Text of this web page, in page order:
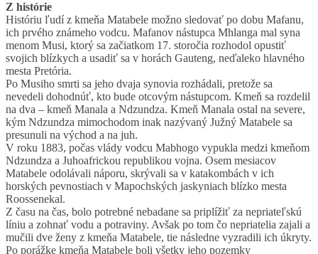
Z histórie
Históriu ľudí z kmeňa Matabele možno sledovať po dobu Mafanu,
ich prvého známeho vodcu. Mafanov nástupca Mhlanga mal syna
menom Musi, ktorý sa začiatkom 17. storočia rozhodol opustiť
svojich blízkych a usadiť sa v horách Gauteng, neďaleko hlavného
mesta Pretória.
Po Musiho smrti sa jeho dvaja synovia rozhádali, pretože sa
nevedeli dohodnúť, kto bude otcovým nástupcom. Kmeň sa rozdelil
na dva – kmeň Manala a Ndzundza. Kmeň Manala ostal na severe,
kým Ndzundza mimochodom inak nazývaný Južný Matabele sa
presunuli na východ a na juh.
V roku 1883, počas vlády vodcu Mabhogo vypukla medzi kmeňom
Ndzundza a Juhoafrickou republikou vojna. Osem mesiacov
Matabele odolávali náporu, skrývali sa v katakombách v ich
horských pevnostiach v Mapochských jaskyniach blízko mesta
Roossenekal.
Z času na čas, bolo potrebné nebadane sa priplížiť za nepriateľskú
líniu a zohnať vodu a potraviny. Avšak po tom čo nepriatelia zajali a
mučili dve ženy z kmeňa Matabele, tie následne vyzradili ich úkryty.
Po porážke kmeňa Matabele boli všetky jeho pozemky